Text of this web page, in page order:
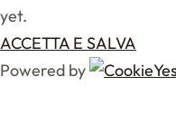
yet.
ACCETTA E SALVA
Powered by